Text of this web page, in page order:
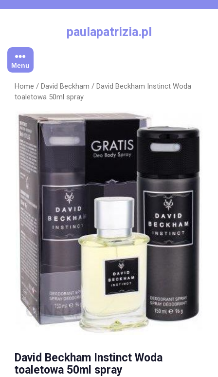
paulapatrizia.pl
Menu
Home / David Beckham / David Beckham Instinct Woda
toaletowa 50ml spray
David Beckham Instinct Woda
toaletowa 50ml spray